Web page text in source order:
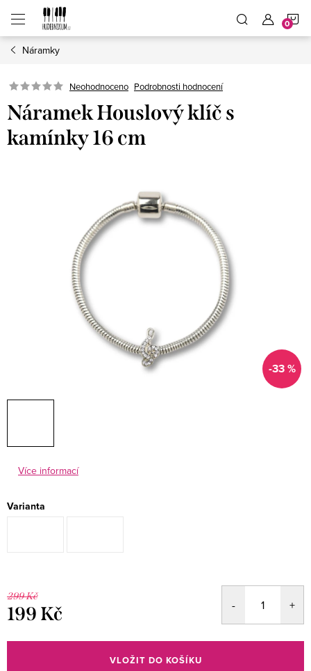
obsah
Náramky
Neohodnoceno Podrobnosti hodnocení
Náramek Houslový klíč s
kamínky 16 cm
-33 %
Více informací
Varianta
299 Kč
199 Kč
cena:
VLOŽIT DO KOŠÍKU